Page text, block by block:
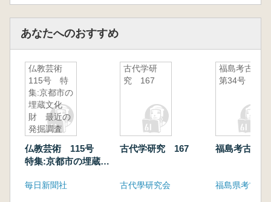
あなたへのおすすめ
仏教芸術
115号 特
集:京都市の
埋蔵文化
財 最近の
発掘調査
仏教芸術 115号
特集:京都市の埋蔵文
査
毎日新聞社
古代学研
究 167
古代学研究 167
古代學研究会
福島考古
第34号
福島考古 第
福島県考古学